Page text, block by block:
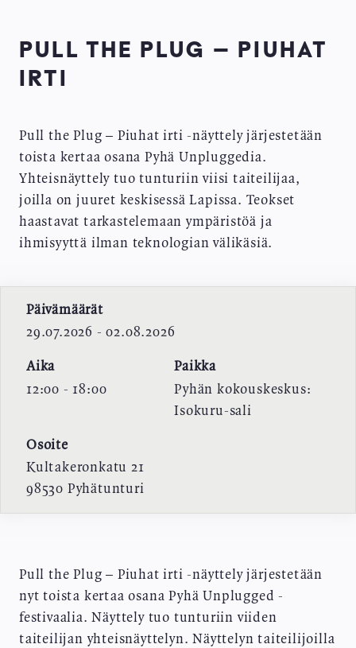
PULL THE PLUG – PIUHAT
IRTI
Pull the Plug – Piuhat irti -näyttely järjestetään
toista kertaa osana Pyhä Unpluggedia.
Yhteisnäyttely tuo tunturiin viisi taiteilijaa,
joilla on juuret keskisessä Lapissa. Teokset
haastavat tarkastelemaan ympäristöä ja
ihmisyyttä ilman teknologian välikäsiä.
Päivämäärät
29.07.2026 - 02.08.2026
Aika
12:00 - 18:00
Paikka
Pyhän kokouskeskus:
Isokuru-sali
Osoite
Kultakeronkatu 21
98530 Pyhätunturi
Pull the Plug – Piuhat irti -näyttely järjestetään
nyt toista kertaa osana Pyhä Unplugged -
festivaalia. Näyttely tuo tunturiin viiden
taiteilijan yhteisnäyttelyn. Näyttelyn taiteilijoilla